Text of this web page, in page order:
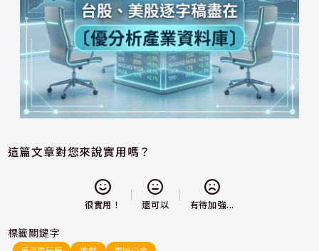
這篇文章對您來說實用嗎？
很實用！ 還可以 有待加強...
標籤關鍵字